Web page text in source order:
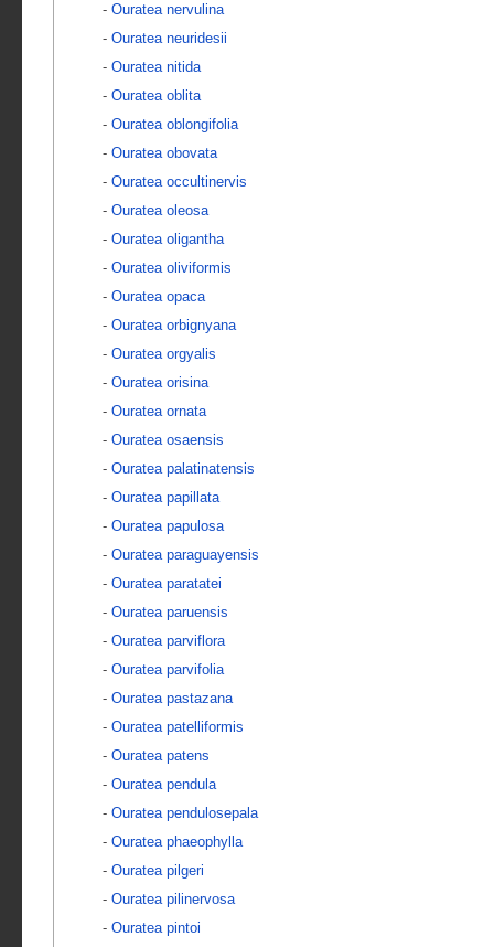
- Ouratea nervulina
- Ouratea neuridesii
- Ouratea nitida
- Ouratea oblita
- Ouratea oblongifolia
- Ouratea obovata
- Ouratea occultinervis
- Ouratea oleosa
- Ouratea oligantha
- Ouratea oliviformis
- Ouratea opaca
- Ouratea orbignyana
- Ouratea orgyalis
- Ouratea orisina
- Ouratea ornata
- Ouratea osaensis
- Ouratea palatinatensis
- Ouratea papillata
- Ouratea papulosa
- Ouratea paraguayensis
- Ouratea paratatei
- Ouratea paruensis
- Ouratea parviflora
- Ouratea parvifolia
- Ouratea pastazana
- Ouratea patelliformis
- Ouratea patens
- Ouratea pendula
- Ouratea pendulosepala
- Ouratea phaeophylla
- Ouratea pilgeri
- Ouratea pilinervosa
- Ouratea pintoi